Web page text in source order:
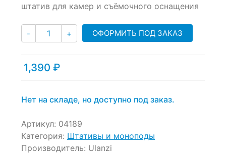
ratings
штатив для камер и съёмочного оснащения
- Количество
+ ОФОРМИТЬ ПОД ЗАКАЗ
1,390 ₽
Нет на складе, но доступно под заказ.
Артикул: 04189
Категория: Штативы и моноподы
Производитель: Ulanzi